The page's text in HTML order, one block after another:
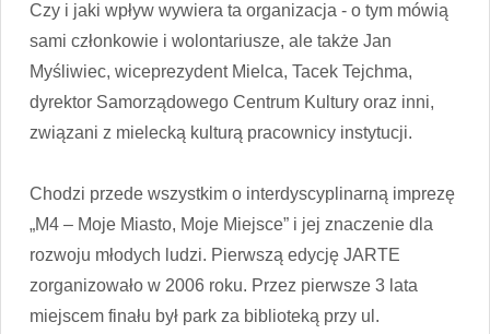
Czy i jaki wpływ wywiera ta organizacja - o tym mówią
sami członkowie i wolontariusze, ale także Jan
Myśliwiec, wiceprezydent Mielca, Tacek Tejchma,
dyrektor Samorządowego Centrum Kultury oraz inni,
związani z mielecką kulturą pracownicy instytucji.
Chodzi przede wszystkim o interdyscyplinarną imprezę
„M4 – Moje Miasto, Moje Miejsce” i jej znaczenie dla
rozwoju młodych ludzi. Pierwszą edycję JARTE
zorganizowało w 2006 roku. Przez pierwsze 3 lata
miejscem finału był park za biblioteką przy ul.